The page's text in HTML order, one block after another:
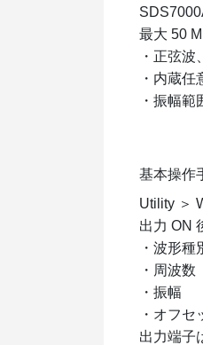
最大 50
・正弦
・内蔵任
・振幅範
基本操作
Utility ＞
出力 ON
・波形種
・周波数
・振幅
・オフセ
出力端子